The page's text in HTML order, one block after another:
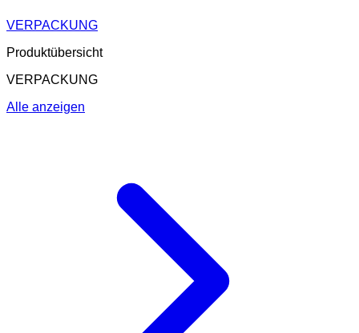
VERPACKUNG
Produktübersicht
VERPACKUNG
Alle anzeigen